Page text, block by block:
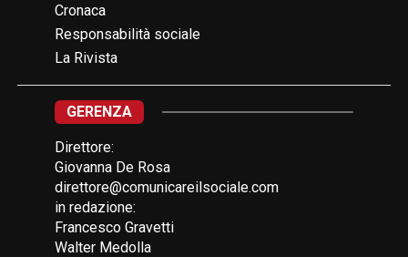
Cronaca
Responsabilità sociale
La Rivista
GERENZA
Direttore:
Giovanna De Rosa
direttore@comunicareilsociale.com
in redazione:
Francesco Gravetti
Walter Medolla